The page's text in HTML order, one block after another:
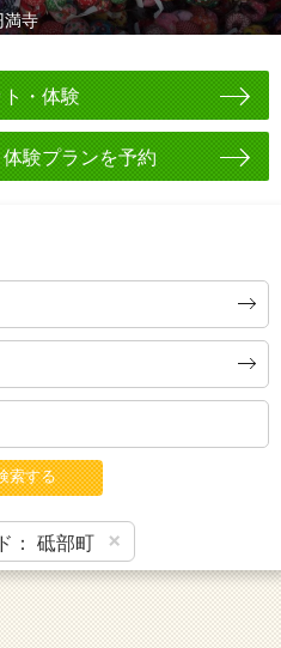
満寺
・体験
験プランを予約
索する
： 砥部町 ×